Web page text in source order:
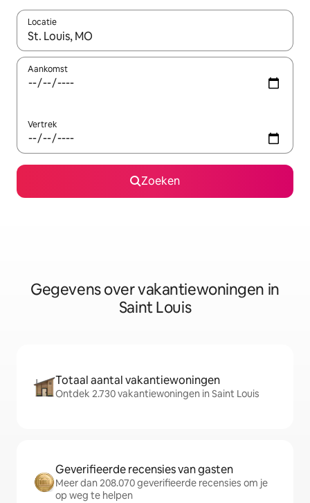
Locatie
Wanneer er resultaten beschikbaar zijn, maak je een keuze
Aankomst
Vertrek
Zoeken
Gegevens over vakantiewoningen in
Saint Louis
Totaal aantal vakantiewoningen
Ontdek 2.730 vakantiewoningen in Saint Louis
Geverifieerde recensies van gasten
Meer dan 208.070 geverifieerde recensies om je
op weg te helpen